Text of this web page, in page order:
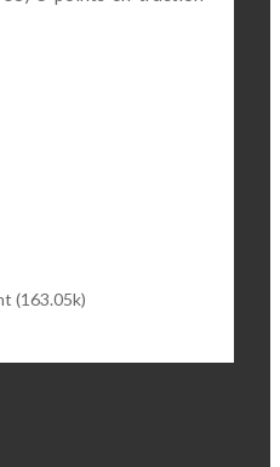
(163.05k)